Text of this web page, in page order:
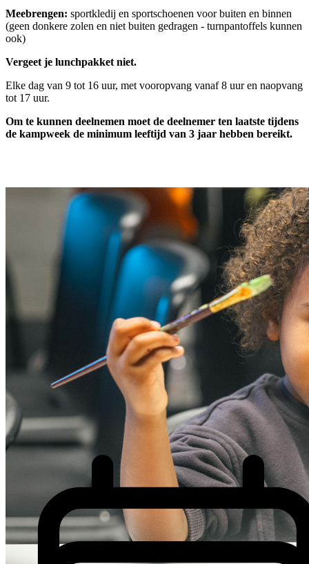
Meebrengen: sportkledij en sportschoenen voor buiten en binnen
(geen donkere zolen en niet buiten gedragen - turnpantoffels kunnen
ook)
Vergeet je lunchpakket niet.
Elke dag van 9 tot 16 uur, met vooropvang vanaf 8 uur en naopvang
tot 17 uur.
Om te kunnen deelnemen moet de deelnemer ten laatste tijdens
de kampweek de minimum leeftijd van 3 jaar hebben bereikt.